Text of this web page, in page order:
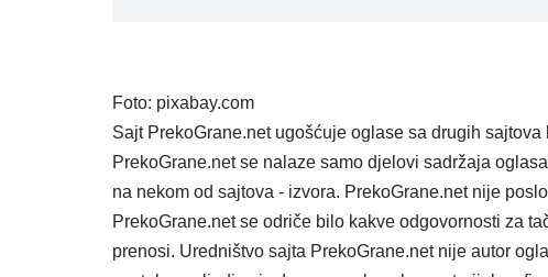
Foto: pixabay.com
Sajt PrekoGrane.net ugošćuje oglase sa drugih
PrekoGrane.net se nalaze samo djelovi sadržaja
na nekom od sajtova - izvora. PrekoGrane.net nije
PrekoGrane.net se odriče bilo kakve odgovornosti za
prenosi. Uredništvo sajta PrekoGrane.net nije autor